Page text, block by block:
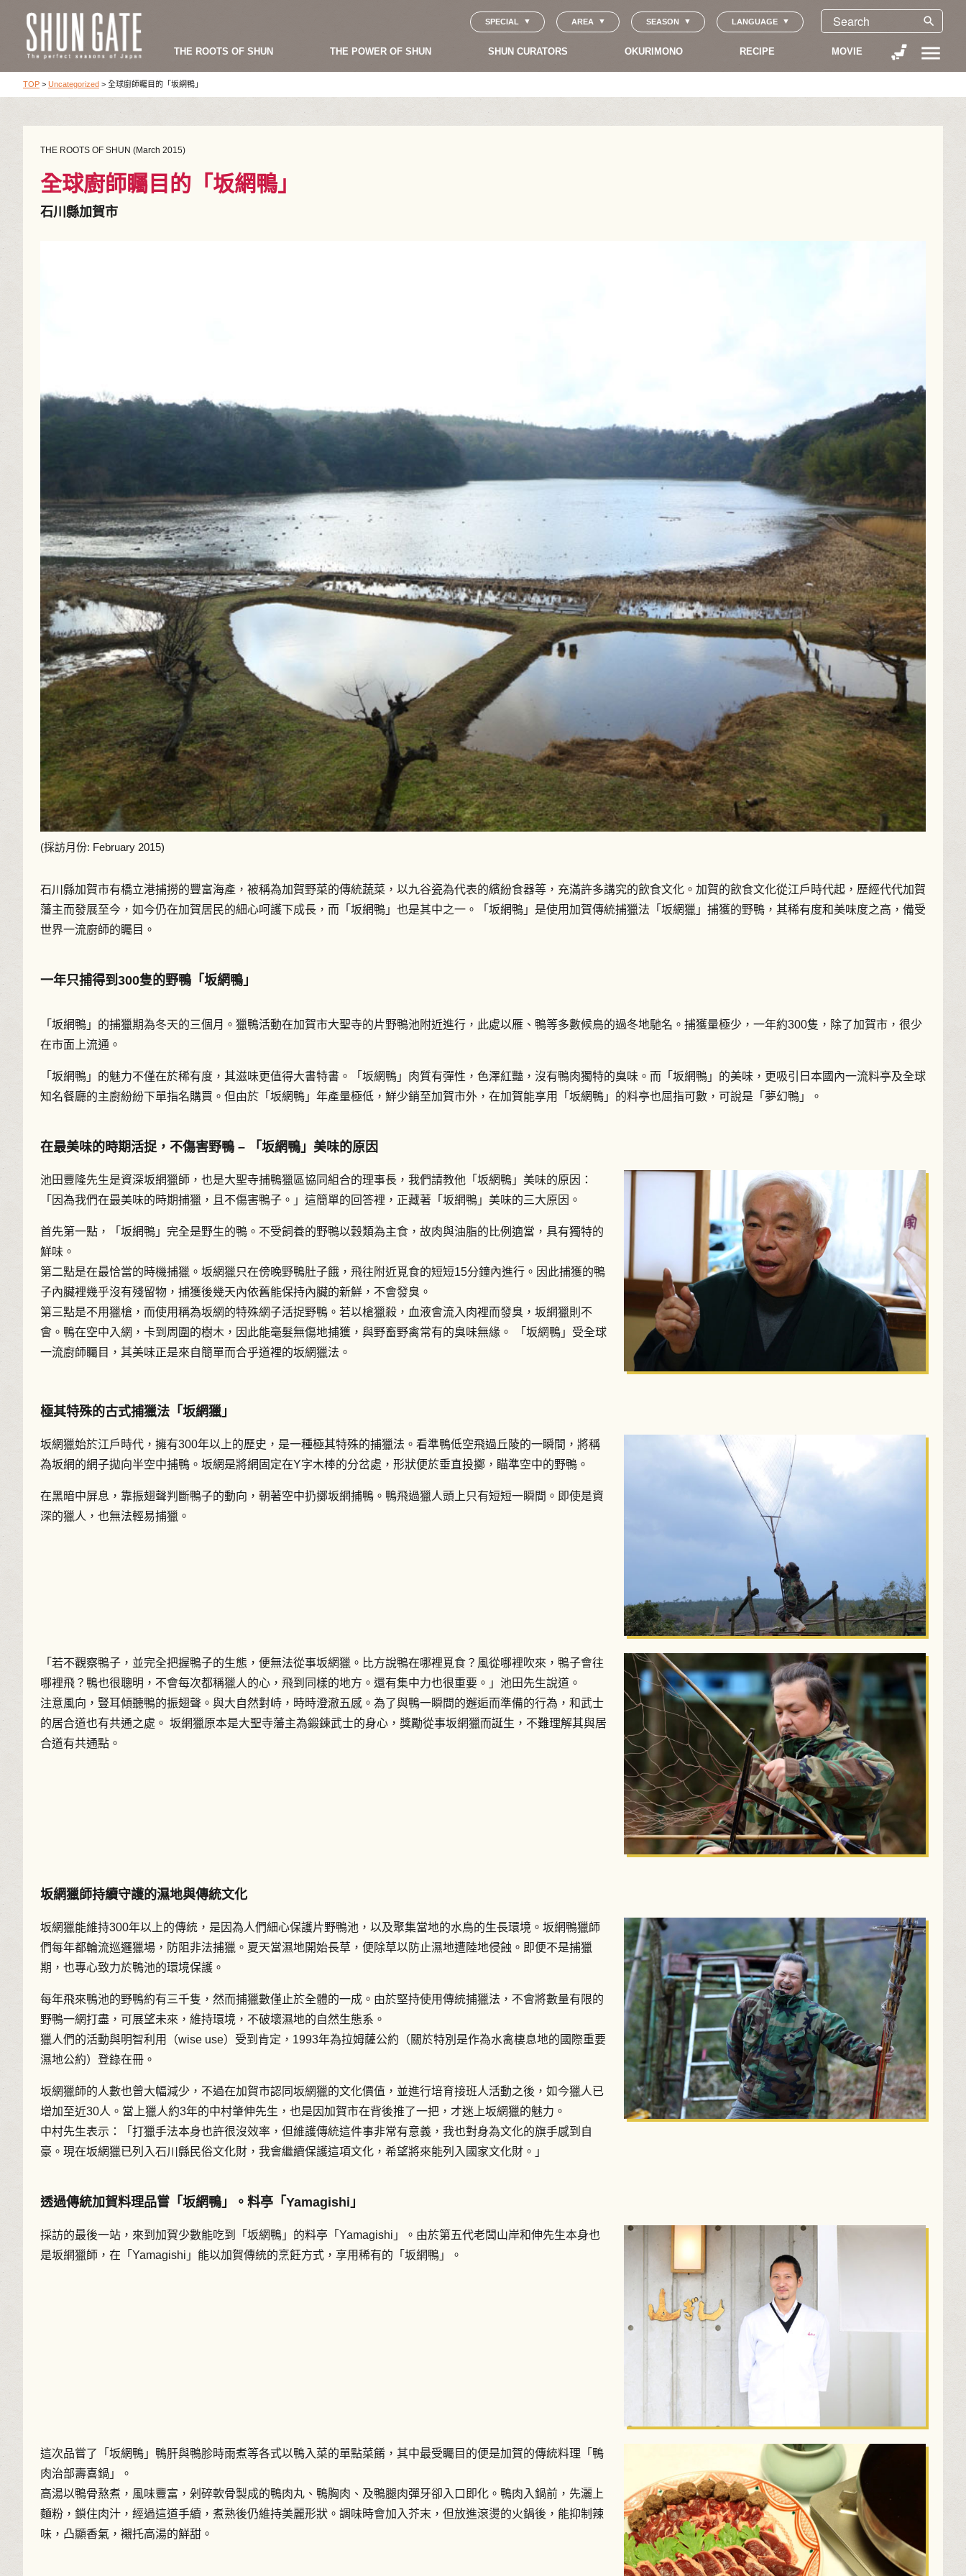
SPECIAL AREA SEASON LANGUAGE search
THE ROOTS OF SHUN THE POWER OF SHUN SHUN CURATORS OKURIMONO RECIPE MOVIE menu
TOP > Uncategorized > 全球廚師矚目的「坂網鴨」
THE ROOTS OF SHUN (March 2015)
全球廚師矚目的「坂網鴨」
石川縣加賀市
(採訪月份: February 2015)
石川縣加賀市有橋立港捕撈的豐富海產，被稱為加賀野菜的傳統蔬菜，以九谷瓷為代表的繽紛食器等，充滿許多講究的飲食文化。加賀的飲食文化從江戶時代起，歷經代代加賀
藩主而發展至今，如今仍在加賀居民的細心呵護下成長，而「坂網鴨」也是其中之一。「坂網鴨」是使用加賀傳統捕獵法「坂網獵」捕獲的野鴨，其稀有度和美味度之高，備受
世界一流廚師的矚目。
一年只捕得到300隻的野鴨「坂網鴨」
「坂網鴨」的捕獵期為冬天的三個月。獵鴨活動在加賀市大聖寺的片野鴨池附近進行，此處以雁、鴨等多數候鳥的過冬地馳名。捕獲量極少，一年約300隻，除了加賀市，很少
在市面上流通。
「坂網鴨」的魅力不僅在於稀有度，其滋味更值得大書特書。「坂網鴨」肉質有彈性，色澤紅豔，沒有鴨肉獨特的臭味。而「坂網鴨」的美味，更吸引日本國內一流料亭及全球
知名餐廳的主廚紛紛下單指名購買。但由於「坂網鴨」年產量極低，鮮少銷至加賀市外，在加賀能享用「坂網鴨」的料亭也屈指可數，可說是「夢幻鴨」。
在最美味的時期活捉，不傷害野鴨 – 「坂網鴨」美味的原因
池田豐隆先生是資深坂網獵師，也是大聖寺捕鴨獵區協同組合的理事長，我們請教他「坂網鴨」美味的原因：
「因為我們在最美味的時期捕獵，且不傷害鴨子。」這簡單的回答裡，正藏著「坂網鴨」美味的三大原因。
首先第一點，「坂網鴨」完全是野生的鴨。不受飼養的野鴨以穀類為主食，故肉與油脂的比例適當，具有獨特的
鮮味。
第二點是在最恰當的時機捕獵。坂網獵只在傍晚野鴨肚子餓，飛往附近覓食的短短15分鐘內進行。因此捕獲的鴨
子內臟裡幾乎沒有殘留物，捕獲後幾天內依舊能保持內臟的新鮮，不會發臭。
第三點是不用獵槍，而使用稱為坂網的特殊網子活捉野鴨。若以槍獵殺，血液會流入肉裡而發臭，坂網獵則不
會。鴨在空中入網，卡到周圍的樹木，因此能毫髮無傷地捕獲，與野畜野禽常有的臭味無緣。 「坂網鴨」受全球
一流廚師矚目，其美味正是來自簡單而合乎道裡的坂網獵法。
極其特殊的古式捕獵法「坂網獵」
坂網獵始於江戶時代，擁有300年以上的歷史，是一種極其特殊的捕獵法。看準鴨低空飛過丘陵的一瞬間，將稱
為坂網的網子拋向半空中捕鴨。坂網是將網固定在Y字木棒的分岔處，形狀便於垂直投擲，瞄準空中的野鴨。
在黑暗中屏息，靠振翅聲判斷鴨子的動向，朝著空中扔擲坂網捕鴨。鴨飛過獵人頭上只有短短一瞬間。即使是資
深的獵人，也無法輕易捕獵。
「若不觀察鴨子，並完全把握鴨子的生態，便無法從事坂網獵。比方說鴨在哪裡覓食？風從哪裡吹來，鴨子會往
哪裡飛？鴨也很聰明，不會每次都稱獵人的心，飛到同樣的地方。還有集中力也很重要。」池田先生說道。
注意風向，豎耳傾聽鴨的振翅聲。與大自然對峙，時時澄澈五感。為了與鴨一瞬間的邂逅而準備的行為，和武士
的居合道也有共通之處。 坂網獵原本是大聖寺藩主為鍛鍊武士的身心，獎勵從事坂網獵而誕生，不難理解其與居
合道有共通點。
坂網獵師持續守護的濕地與傳統文化
坂網獵能維持300年以上的傳統，是因為人們細心保護片野鴨池，以及聚集當地的水鳥的生長環境。坂網鴨獵師
們每年都輪流巡邏獵場，防阻非法捕獵。夏天當濕地開始長草，便除草以防止濕地遭陸地侵蝕。即便不是捕獵
期，也專心致力於鴨池的環境保護。
每年飛來鴨池的野鴨約有三千隻，然而捕獵數僅止於全體的一成。由於堅持使用傳統捕獵法，不會將數量有限的
野鴨一網打盡，可展望未來，維持環境，不破壞濕地的自然生態系。
獵人們的活動與明智利用（wise use）受到肯定，1993年為拉姆薩公約（關於特別是作為水禽棲息地的國際重要
濕地公約）登錄在冊。
坂網獵師的人數也曾大幅減少，不過在加賀市認同坂網獵的文化價值，並進行培育接班人活動之後，如今獵人已
增加至近30人。當上獵人約3年的中村肇伸先生，也是因加賀市在背後推了一把，才迷上坂網獵的魅力。
中村先生表示：「打獵手法本身也許很沒效率，但維護傳統這件事非常有意義，我也對身為文化的旗手感到自
豪。現在坂網獵已列入石川縣民俗文化財，我會繼續保護這項文化，希望將來能列入國家文化財。」
透過傳統加賀料理品嘗「坂網鴨」。料亭「Yamagishi」
採訪的最後一站，來到加賀少數能吃到「坂網鴨」的料亭「Yamagishi」。由於第五代老闆山岸和伸先生本身也
是坂網獵師，在「Yamagishi」能以加賀傳統的烹飪方式，享用稀有的「坂網鴨」。
這次品嘗了「坂網鴨」鴨肝與鴨胗時雨煮等各式以鴨入菜的單點菜餚，其中最受矚目的便是加賀的傳統料理「鴨
肉治部壽喜鍋」。
高湯以鴨骨熬煮，風味豐富，剁碎軟骨製成的鴨肉丸、鴨胸肉、及鴨腿肉彈牙卻入口即化。鴨肉入鍋前，先灑上
麵粉，鎖住肉汁，經過這道手續，煮熟後仍維持美麗形狀。調味時會加入芥末，但放進滾燙的火鍋後，能抑制辣
味，凸顯香氣，襯托高湯的鮮甜。